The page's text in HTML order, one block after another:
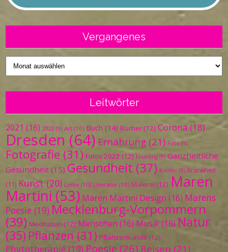
Vergangenes
Vergangenes
Leitwörter
2021 (16) 2022 (9) Art (10) Buch (14) Bücher (12) Corona (18)
Dresden (64) Ernährung (21) Foto (9)
Fotografie (31) Fotos 2022 (12) Frühling (9) Ganzheitliche
Gesundheit (15) Gesundheit (37) Kinder (9) Krankheit
(11) Kunst (20) Liebe (10) Literatur (10) Malerei (12) Maren
Martini (53) Maren Martini Design (16) Marens
Poesie (19) Mecklenburg-Vorpommern
(39) Meditation (12) Menschen (16) Musik(16) Natur
(35) Pflanzen (31) Pflanzenkunde (12)
Phytotherapie (19) Poesie (26) Reisen (21)